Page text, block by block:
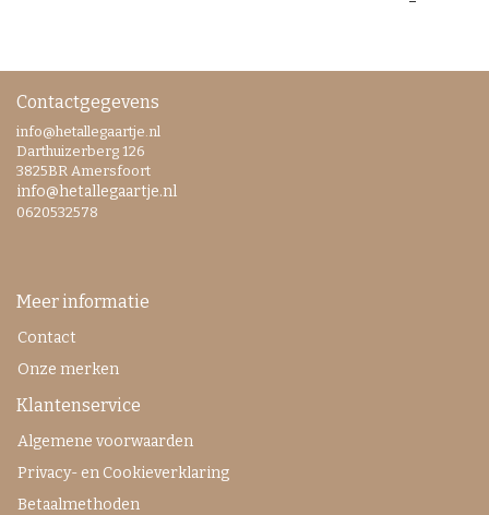
Contactgegevens
info@hetallegaartje.nl
Darthuizerberg 126
3825BR Amersfoort
info@hetallegaartje.nl
0620532578
Meer informatie
Contact
Onze merken
Klantenservice
Algemene voorwaarden
Privacy- en Cookieverklaring
Betaalmethoden